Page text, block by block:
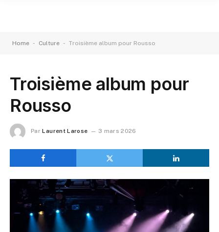
Home - Culture - Troisième album pour Rousso
Troisième album pour
Rousso
Par Laurent Larose 3 mars 2026